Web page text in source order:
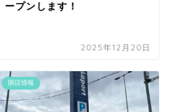
ープンします！
2025年12月20日
開店情報